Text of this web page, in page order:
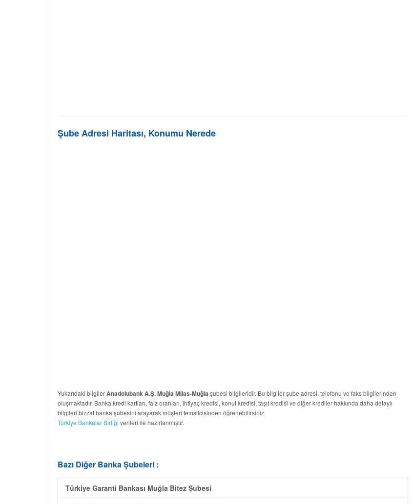
Şube Adresi Haritası, Konumu Nerede
Yukarıdaki bilgilerAnadolubank A.Ş. Muğla Milas-Muğla şubesi bilgileridir. Bu bilgiler şube adresi, telefonu ve faks bilgilerinden
oluşmaktadır. Banka kredi kartları, faiz oranları, ihtiyaç kredisi, konut kredisi, taşıt kredisi ve diğer krediler hakkında daha detaylı
bilgileri bizzat banka şubesini arayarak müşteri temsilcisinden öğrenebilirsiniz.
Türkiye Bankalar Birliği verileri ile hazırlanmıştır.
Bazı Diğer Banka Şubeleri :
Türkiye Garanti Bankası Muğla Bitez Şubesi